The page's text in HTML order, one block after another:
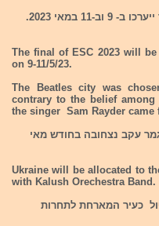
גמר האירוויזיון ייערך ב-13/5/23 וחצי הגמר ייערכו ב- 9 וב-11 במאי 2023.
The final of ESC 2023 will
on 9-11/5/23.
The Beatles city was
contrary to the belief
the singer Sam Rayder came
עקב נצחובה בחודש מאי
Ukraine will be allocated to
with Kalush Orechestra Band.
כעיר המארחת לתחרות